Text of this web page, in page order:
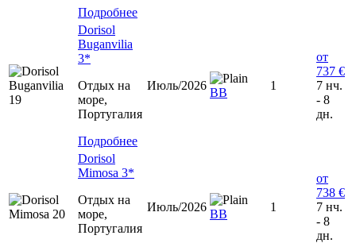
Подробнее
Dorisol
Buganvilia
3*
Отдых на
море,
Португалия
Подробнее
Июль/2026
ВВ
1
от
737 €
7 нч.
- 8
дн.
Dorisol
Mimosa 3*
Отдых на
море,
Португалия
Июль/2026
ВВ
1
от
738 €
7 нч.
- 8
дн.